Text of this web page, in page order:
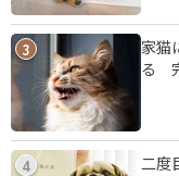
3
家猫
る
4 二度